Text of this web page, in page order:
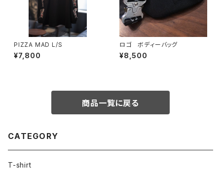
PIZZA MAD L/S
¥7,800
ロゴ ボディーバッグ
¥8,500
商品一覧に戻る
CATEGORY
T-shirt